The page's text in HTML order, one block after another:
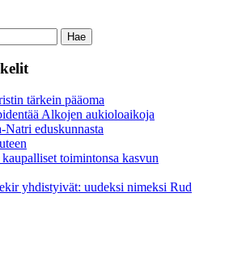
tärkein pääoma
Alkojen aukioloaikoja
eduskunnasta
toimintonsa kasvun
yhdistyivät: uudeksi nimeksi Rud